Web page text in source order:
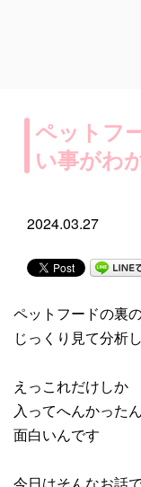
ペットフ
い事がわ
2024.03.27
ペットフードの裏
じっくり見て分析
えっこれだけしか
入ってへんかった
面白いんです